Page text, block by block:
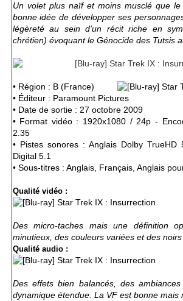
Un volet plus naïf et moins musclé que
bonne idée de développer ses
légèreté au sein d'un récit riche en
chrétien) évoquant le Génocide des Tutsis
• Région : B (France)
• Éditeur : Paramount Pictures
• Date de sortie : 27 octobre 2009
• Format vidéo : 1920x1080 / 24p -
2.35
• Pistes sonores : Anglais Dolby TrueHD
Digital 5.1
• Sous-titres : Anglais, Français, Anglais
Qualité vidéo :
Des micro-taches mais une définition
minutieux, des couleurs variées et des noirs
Qualité audio :
Des effets bien balancés, des
dynamique étendue. La VF est bonne mais